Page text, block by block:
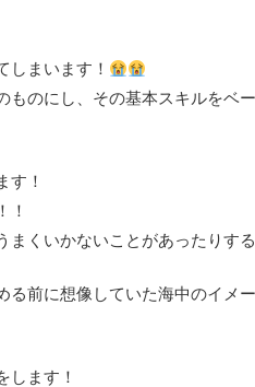
しまいます！
のにし、その基本スキルをベ
す！
！
くいかないことがあったりす
前に想像していた海中のイメ
します！